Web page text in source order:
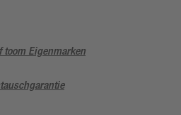
toom Eigenmarken